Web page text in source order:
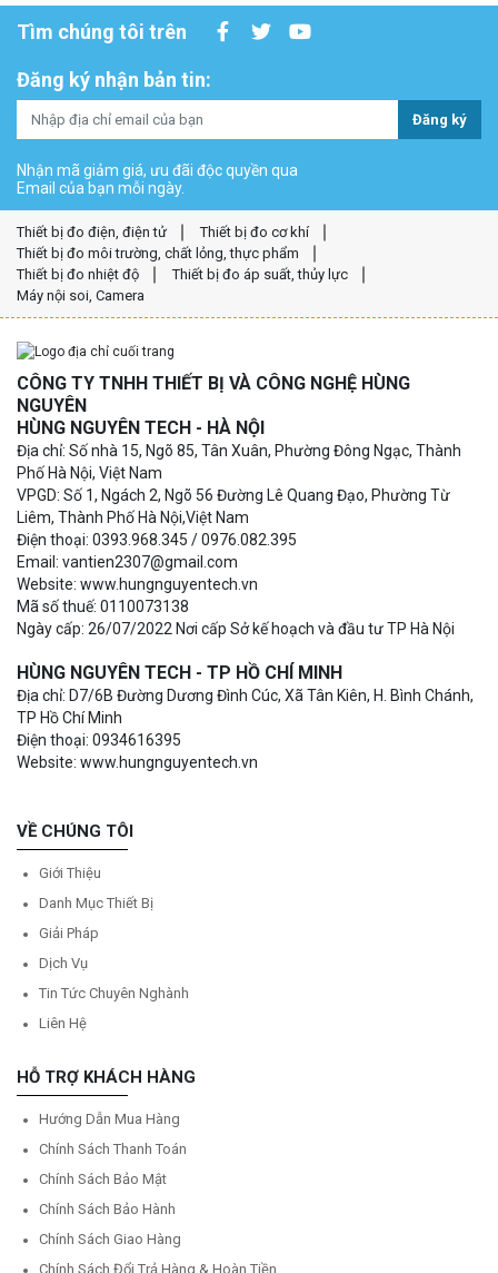
Tìm chúng tôi trên
Đăng ký nhận bản tin:
Đăng ký
Nhận mã giảm giá, ưu đãi độc quyền qua
Email của bạn mỗi ngày.
Thiết bị đo điện, điện tử
Thiết bị đo cơ khí
Thiết bị đo môi trường, chất lỏng, thực phẩm
Thiết bị đo nhiệt độ
Thiết bị đo áp suất, thủy lực
Máy nội soi, Camera
CÔNG TY TNHH THIẾT BỊ VÀ CÔNG NGHỆ HÙNG
NGUYÊN
HÙNG NGUYÊN TECH - HÀ NỘI
Địa chỉ: Số nhà 15, Ngõ 85, Tân Xuân, Phường Đông Ngạc, Thành
Phố Hà Nội, Việt Nam
VPGD: Số 1, Ngách 2, Ngõ 56 Đường Lê Quang Đạo, Phường Từ
Liêm, Thành Phố Hà Nội,Việt Nam
Điện thoại: 0393.968.345 / 0976.082.395
Email: vantien2307@gmail.com
Website: www.hungnguyentech.vn
Mã số thuế: 0110073138
Ngày cấp: 26/07/2022 Nơi cấp Sở kế hoạch và đầu tư TP Hà Nội
HÙNG NGUYÊN TECH - TP HỒ CHÍ MINH
Địa chỉ: D7/6B Đường Dương Đình Cúc, Xã Tân Kiên, H. Bình Chánh,
TP Hồ Chí Minh
Điện thoại: 0934616395
Website: www.hungnguyentech.vn
VỀ CHÚNG TÔI
Giới Thiệu
Danh Mục Thiết Bị
Giải Pháp
Dịch Vụ
Tin Tức Chuyên Nghành
Liên Hệ
HỖ TRỢ KHÁCH HÀNG
Hướng Dẫn Mua Hàng
Chính Sách Thanh Toán
Chính Sách Bảo Mật
Chính Sách Bảo Hành
Chính Sách Giao Hàng
Chính Sách Đổi Trả Hàng & Hoàn Tiền